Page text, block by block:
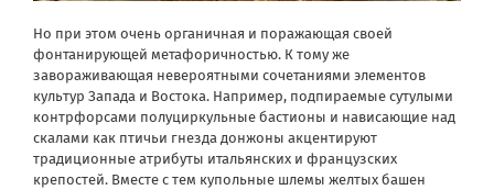
Но при этом очень органичная и поражающая своей
фонтанирующей метафоричностью. К тому же
завораживающая невероятными сочетаниями элементов
культур Запада и Востока. Например, подпираемые сутулыми
контрфорсами полуциркульные бастионы и нависающие над
скалами как птичьи гнезда донжоны акцентируют
традиционные атрибуты итальянских и французских
крепостей. Вместе с тем купольные шлемы желтых башен